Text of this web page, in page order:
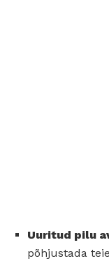
Uuritud pilu
põhjustada